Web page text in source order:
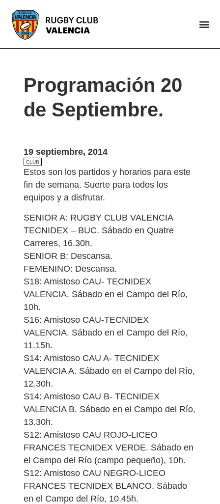
Programación 20
de Septiembre.
19 septiembre, 2014
CLUB
Estos son los partidos y horarios para este
fin de semana. Suerte para todos los
equipos y a disfrutar.
SENIOR A: RUGBY CLUB VALENCIA
TECNIDEX – BUC. Sábado en Quatre
Carreres, 16.30h.
SENIOR B: Descansa.
FEMENINO: Descansa.
S18: Amistoso CAU- TECNIDEX
VALENCIA. Sábado en el Campo del Río,
10h.
S16: Amistoso CAU-TECNIDEX
VALENCIA. Sábado en el Campo del Río,
11.15h.
S14: Amistoso CAU A- TECNIDEX
VALENCIA A. Sábado en el Campo del Río,
12.30h.
S14: Amistoso CAU B- TECNIDEX
VALENCIA B. Sábado en el Campo del Río,
13.30h.
S12: Amistoso CAU ROJO-LICEO
FRANCES TECNIDEX VERDE. Sábado en
el Campo del Río (campo pequeño), 10h.
S12: Amistoso CAU NEGRO-LICEO
FRANCES TECNIDEX BLANCO. Sábado
en el Campo del Río, 10.45h.